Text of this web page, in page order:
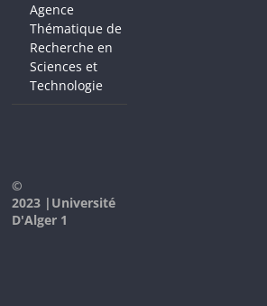
Agence
Thématique de
Recherche en
Sciences et
Technologie
©
2023 |Université
D'Alger 1